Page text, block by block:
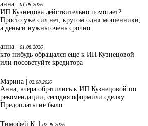
анна | 01.08.2026
ИП Кузнецова действительно помогает?
Просто уже сил нет, кругом одни мошенники,
а деньги нужны очень срочно.
анна | 01.08.2026
кто нибудь обращался еще к ИП Кузнецовой
или посоветуйте кредитора
Марина | 02.08.2026
Анна, вчера обратились к ИП Кузнецовой по
рекомендации, сегодня оформили сделку.
Предоплаты не было.
Тимофей К. | 02.08.2026